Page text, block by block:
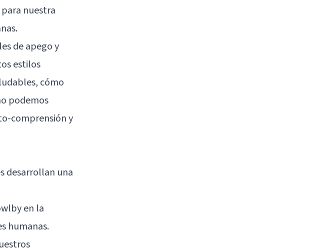
nuestra
de apego y
estilos
cómo
podemos
comprensión y
desarrollan una
en la
humanas.